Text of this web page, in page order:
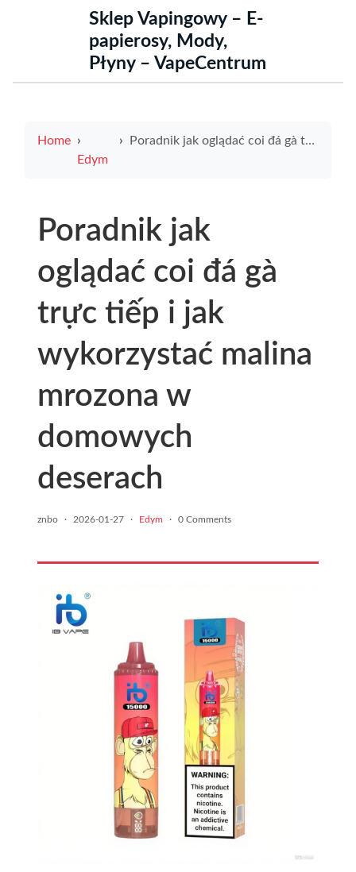
Sklep Vapingowy – E-
papierosy, Mody,
Płyny – VapeCentrum
Home
Edym
Poradnik jak oglądać coi đá gà trực tiếp i jak wykorzystać malina mrozona w domowych deserach
Poradnik jak
oglądać coi đá gà
trực tiếp i jak
wykorzystać malina
mrozona w
domowych
deserach
znbo · 2026-01-27 · Edym · 0 Comments